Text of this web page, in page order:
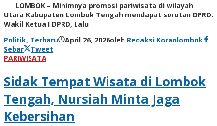
LOMBOK – Minimnya promosi pariwisata di wilayah
Utara Kabupaten Lombok Tengah mendapat sorotan DPRD.
Wakil Ketua I DPRD, Lalu
Politik, Terbaru April 26, 2026oleh Redaksi Koranlombok
Sebar
Tweet
PARIWISATA
Sidak Tempat Wisata di Lombok
Tengah, Nursiah Minta Jaga
Kebersihan